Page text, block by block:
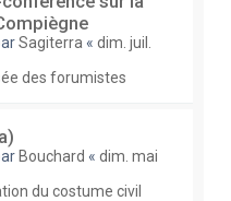
Sagiterra « dim. juil.
des forumistes
Bouchard « dim. mai
du costume civil